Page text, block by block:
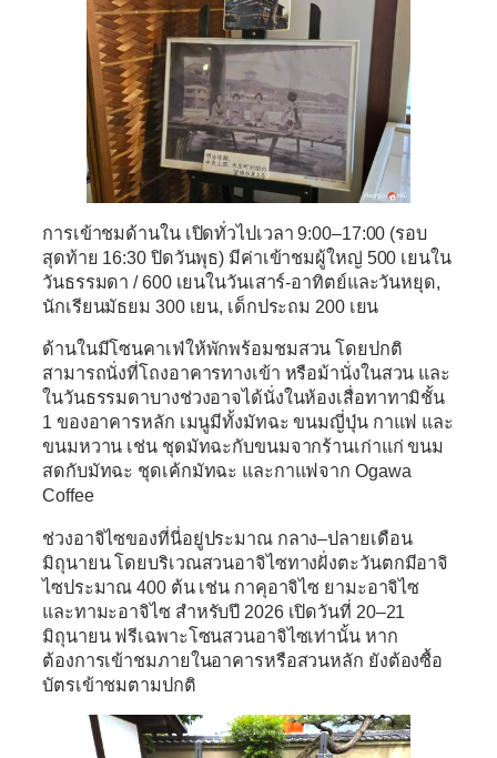
การเข้าชมด้านใน เปิดทั่วไปเวลา 9:00–17:00 (รอบ
สุดท้าย 16:30 ปิดวันพุธ) มีค่าเข้าชมผู้ใหญ่ 500 เยนใน
วันธรรมดา / 600 เยนในวันเสาร์-อาทิตย์และวันหยุด,
นักเรียนมัธยม 300 เยน, เด็กประถม 200 เยน
ด้านในมีโซนคาเฟ่ให้พักพร้อมชมสวน โดยปกติ
สามารถนั่งที่โถงอาคารทางเข้า หรือม้านั่งในสวน และ
ในวันธรรมดาบางช่วงอาจได้นั่งในห้องเสื่อทาทามิชั้น
1 ของอาคารหลัก เมนูมีทั้งมัทฉะ ขนมญี่ปุ่น กาแฟ และ
ขนมหวาน เช่น ชุดมัทฉะกับขนมจากร้านเก่าแก่ ขนม
สดกับมัทฉะ ชุดเค้กมัทฉะ และกาแฟจาก Ogawa
Coffee
ช่วงอาจิไซของที่นี่อยู่ประมาณ กลาง–ปลายเดือน
มิถุนายน โดยบริเวณสวนอาจิไซทางฝั่งตะวันตกมีอาจิ
ไซประมาณ 400 ต้น เช่น กาคุอาจิไซ ยามะอาจิไซ
และทามะอาจิไซ สำหรับปี 2026 เปิดวันที่ 20–21
มิถุนายน ฟรีเฉพาะโซนสวนอาจิไซเท่านั้น หาก
ต้องการเข้าชมภายในอาคารหรือสวนหลัก ยังต้องซื้อ
บัตรเข้าชมตามปกติ